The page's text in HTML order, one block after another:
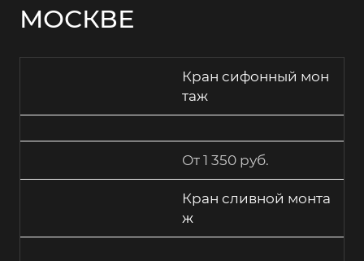
МОСКВЕ
Кран сифонный мон
таж
От 1 350 руб.
Кран сливной монта
ж